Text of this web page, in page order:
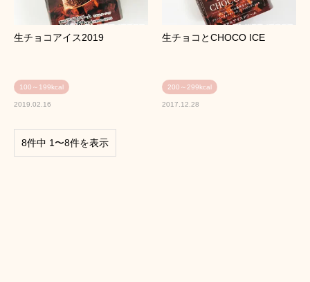
生チョコアイス2019
100～199kcal
2019.02.16
生チョコとCHOCO ICE
200～299kcal
2017.12.28
8件中 1〜8件を表示